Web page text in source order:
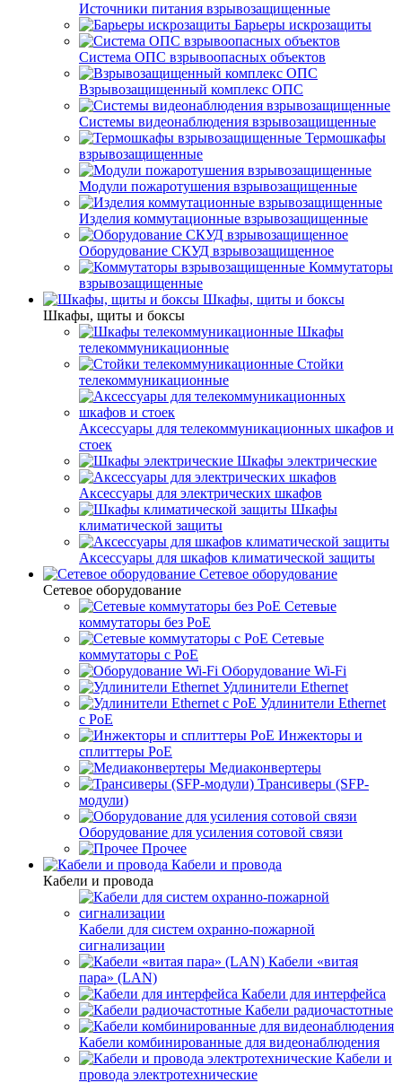
Источники питания взрывозащищенные
Барьеры искрозащиты
Система ОПС взрывоопасных объектов
Взрывозащищенный комплекс ОПС
Системы видеонаблюдения взрывозащищенные
Термошкафы
взрывозащищенные
Модули пожаротушения взрывозащищенные
Изделия коммутационные взрывозащищенные
Оборудование СКУД взрывозащищенное
Коммутаторы
взрывозащищенные
Шкафы, щиты и боксы
Шкафы, щиты и боксы
Шкафы
телекоммуникационные
Стойки
телекоммуникационные
Аксессуары для телекоммуникационных шкафов и
стоек
Шкафы электрические
Аксессуары для электрических шкафов
Шкафы
климатической защиты
Аксессуары для шкафов климатической защиты
Сетевое оборудование
Сетевое оборудование
Сетевые
коммутаторы без PoE
Сетевые
коммутаторы с PoE
Оборудование Wi-Fi
Удлинители Ethernet
Удлинители Ethernet
с PoE
Инжекторы и
сплиттеры PoE
Медиаконвертеры
Трансиверы (SFP-
модули)
Оборудование для усиления сотовой связи
Прочее
Кабели и провода
Кабели и провода
Кабели для систем охранно-пожарной
сигнализации
Кабели «витая
пара» (LAN)
Кабели для интерфейса
Кабели радиочастотные
Кабели комбинированные для видеонаблюдения
Кабели и
провода электротехнические